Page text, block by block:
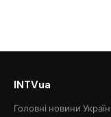
INTVua
Головні новини